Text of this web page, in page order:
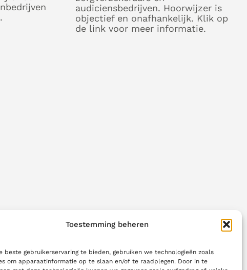
Toestemming beheren
beste gebruikerservaring te bieden, gebruiken we technologieën zoals
om apparaatinformatie op te slaan en/of te raadplegen. Door in te
audiciensbedrijven. Hoorwijzer is
objectief en onafhankelijk. Klik op
de link voor meer informatie.